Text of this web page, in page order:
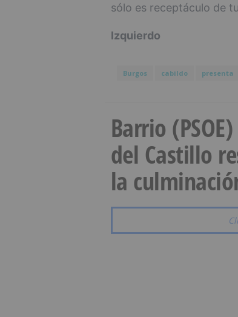
sólo es receptáculo de
Izquierdo
Burgos cabildo presenta
Barrio
del Castillo
la